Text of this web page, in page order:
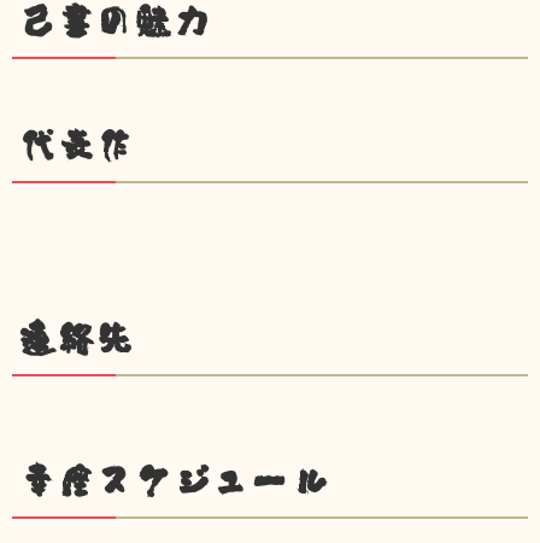
己書の魅力
代表作
連絡先
幸座スケジュール